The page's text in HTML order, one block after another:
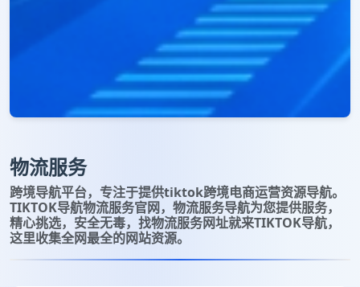
物流服务
跨境导航平台，专注于提供tiktok跨境电商运营资源导航。
TIKTOK导航物流服务官网，物流服务导航为您提供服务，
精心挑选，安全无毒，找物流服务网址就来TIKTOK导航，
这里收集全网最全的网站资源。